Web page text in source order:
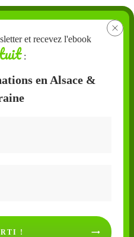
et recevez l'ebook
:
en Alsace &
!